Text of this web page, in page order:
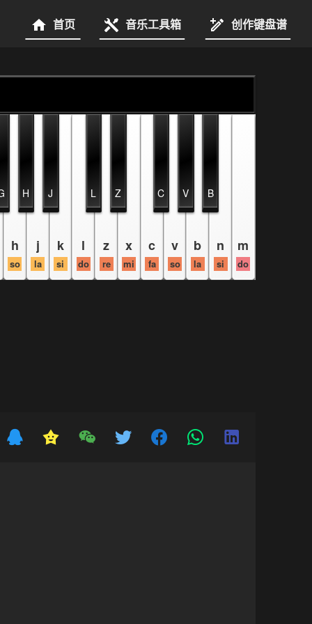
首页 音乐工具箱 创作键盘谱
h
so
j
la
k
si
l
do
z
re
x
mi
c
fa
v
so
b
la
n
si
m
do
H J L Z C V B